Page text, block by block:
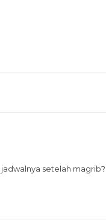
setelah magrib?